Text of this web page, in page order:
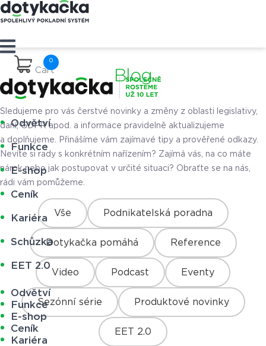
Cart
Odvětví
Funkce
E-shop
Ceník
Kariéra
Schůzka
EET 2.0
Odvětví
Funkce
E-shop
Ceník
Kariéra
Blog
Sledujeme pro vás čerstvé novinky a změny z oblasti legislativy,
daní, GDPR apod. a informace pravidelně aktualizujeme
a doplňujeme. Přinášíme vám zajímavé tipy a prověřené odkazy.
Nevíte si rady s konkrétním nařízením? Zajímá vás, na co máte
nárok nebo jak postupovat v určité situaci? Obraťte se na nás,
rádi vám pomůžeme.
Vše Podnikatelská poradna
Dotykačka pomáhá Reference
Video Podcast Eventy
Sezónní série Produktové novinky
EET 2.0